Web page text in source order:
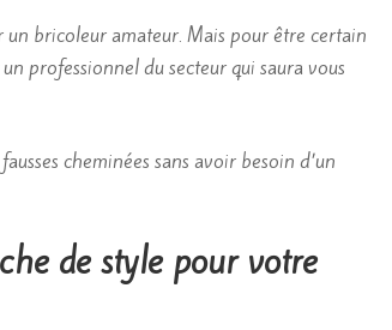
bricoleur amateur. Mais pour être certain
professionnel du secteur qui saura vous
cheminées sans avoir besoin d’un
de style pour votre